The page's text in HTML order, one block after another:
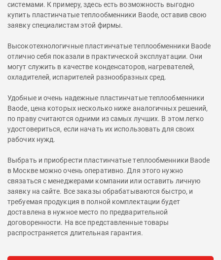
системами. К примеру, здесь есть возможность выгодно
купить пластинчатые теплообменники Baode, оставив свою
заявку специалистам этой фирмы.
Высокотехнологичные пластинчатые теплообменники Baode
отлично себя показали в практической эксплуатации. Они
могут служить в качестве конденсаторов, нагревателей,
охладителей, испарителей разнообразных сред.
Удобные и очень надежные пластинчатые теплообменники
Baode, цена которых несколько ниже аналогичных решений,
по праву считаются одними из самых лучших. В этом легко
удостовериться, если начать их использовать для своих
рабочих нужд.
Выбрать и приобрести пластинчатые теплообменники Baode
в Москве можно очень оперативно. Для этого нужно
связаться с менеджерами компании или оставить личную
заявку на сайте. Все заказы обрабатываются быстро, и
требуемая продукция в полной комплектации будет
доставлена в нужное место по предварительной
договоренности. На все представленные товары
распространяется длительная гарантия.